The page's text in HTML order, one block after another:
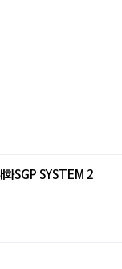
화SGP SYSTEM 2